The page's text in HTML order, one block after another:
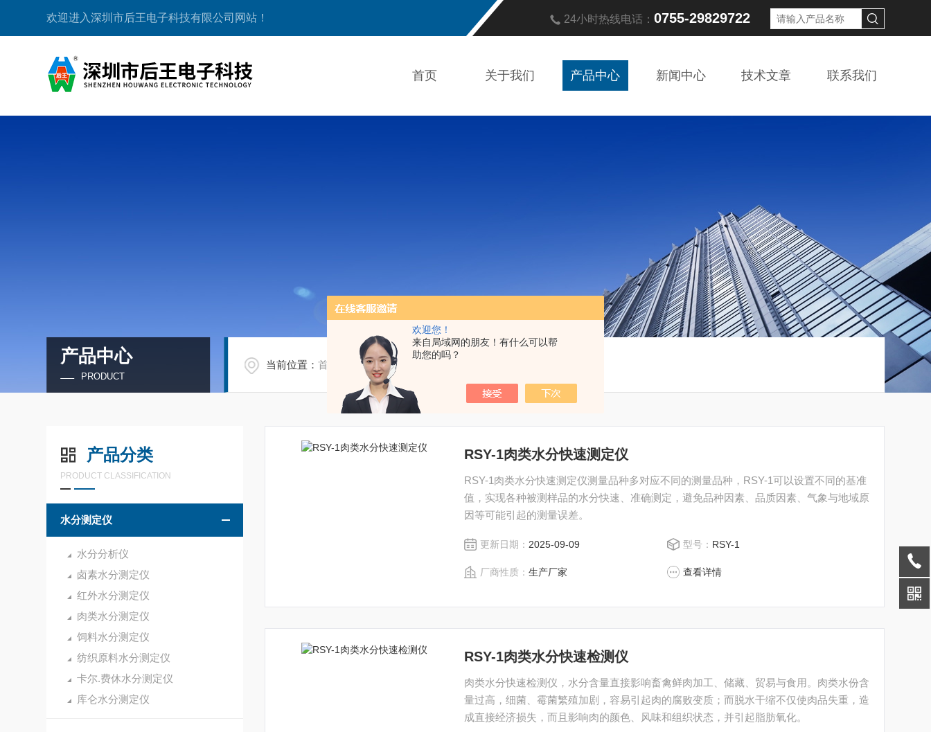
欢迎您！
来自局域网的朋友！有什么可以帮
助您的吗？
欢迎进入深圳市后王电子科技有限公司网站！ 24小时热线电话： 0755-29829722
首页 关于我们 产品中心 新闻中心 技术文章 联系我们
产品中心
PRODUCT
当前位置：首页 产品中心/
产品分类
PRODUCT CLASSIFICATION
水分测定仪
水分分析仪
卤素水分测定仪
红外水分测定仪
肉类水分测定仪
饲料水分测定仪
纺织原料水分测定仪
卡尔.费休水分测定仪
库仑水分测定仪
RSY-1肉类水分快速测定仪
RSY-1肉类水分快速测定仪测量品种多对应不同的测量品种，RSY-1可以设置不同的基准
值，实现各种被测样品的水分快速、准确测定，避免品种因素、品质因素、气象与地域原
因等可能引起的测量误差。
更新日期： 2025-09-09 型号： RSY-1
厂商性质：生产厂家 查看详情
RSY-1肉类水分快速检测仪
肉类水分快速检测仪，水分含量直接影响畜禽鲜肉加工、储藏、贸易与食用。肉类水份含
量过高，细菌、霉菌繁殖加剧，容易引起肉的腐败变质；而脱水干缩不仅使肉品失重，造
成直接经济损失，而且影响肉的颜色、风味和组织状态，并引起脂肪氧化。